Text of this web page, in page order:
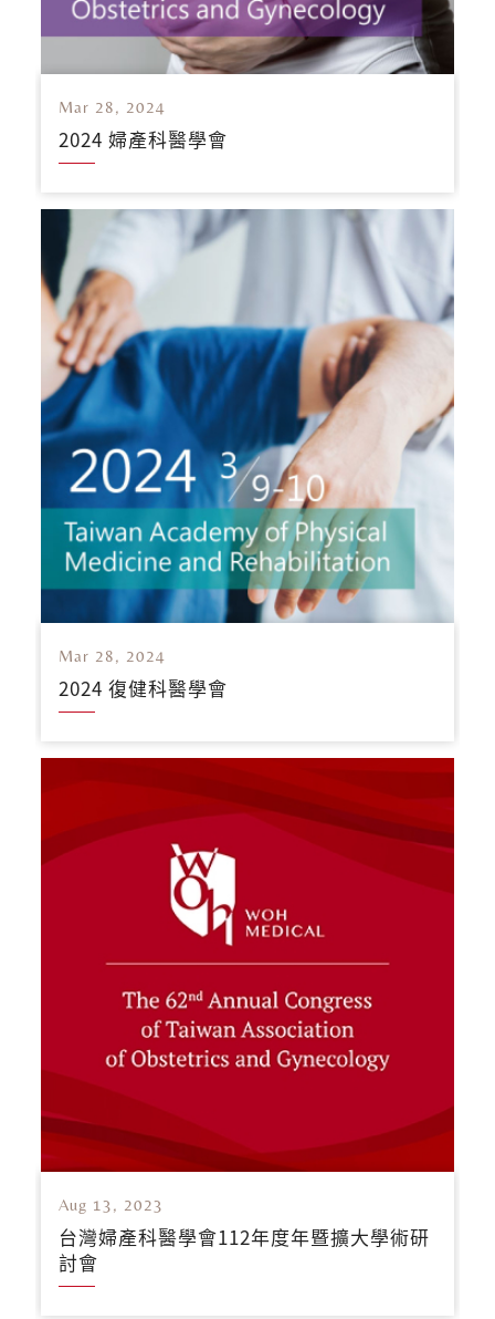
Mar 28, 2024
2024 婦產科醫學會
Mar 28, 2024
2024 復健科醫學會
Aug 13, 2023
台灣婦產科醫學會112年度年暨擴大學術研
討會